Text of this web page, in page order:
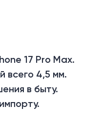
17 Pro Max.
всего 4,5 мм.
в быту.